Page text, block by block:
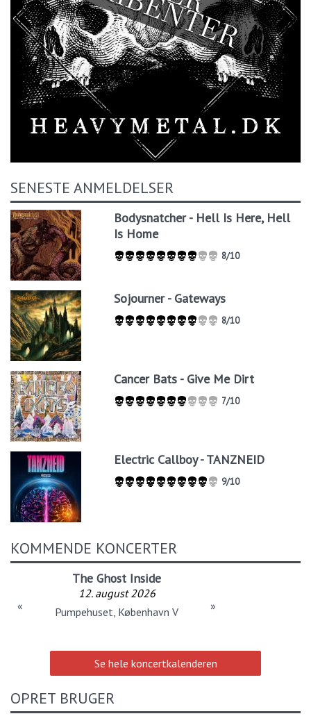
SENESTE ANMELDELSER
Bodysnatcher - Hell Is Here, Hell
Is Home
8/10
Sojourner - Gateways
8/10
Cancer Bats - Give Me Dirt
7/10
Electric Callboy - TANZNEID
9/10
KOMMENDE KONCERTER
The Ghost Inside
12. august 2026
Pumpehuset, København V
« »
Se hele koncertkalenderen
OPRET BRUGER